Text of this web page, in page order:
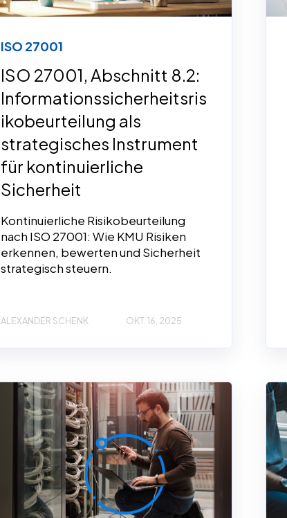
ISO 27001
ISO 27001, Abschnitt 8.2:
Informationssicherheitsris
ikobeurteilung als
strategisches Instrument
für kontinuierliche
Sicherheit
Kontinuierliche Risikobeurteilung
nach ISO 27001: Wie KMU Risiken
erkennen, bewerten und Sicherheit
strategisch steuern.
ALEXANDER SCHENK OKT. 16, 2025